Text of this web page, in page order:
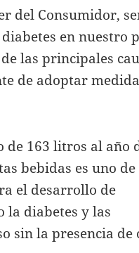
del Consumidor,
en nuestro
las principales
de adoptar
de 163 litros al año
bebidas es uno de
el desarrollo de
la diabetes y las
sin la presencia de